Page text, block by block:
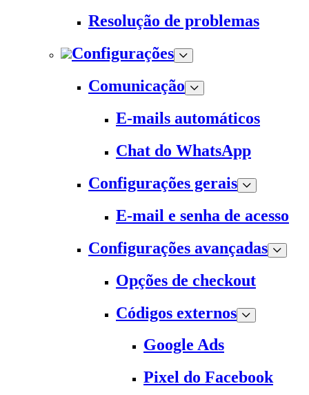
Resolução de problemas
Configurações
Comunicação
E-mails automáticos
Chat do WhatsApp
Configurações gerais
E-mail e senha de acesso
Configurações avançadas
Opções de checkout
Códigos externos
Google Ads
Pixel do Facebook